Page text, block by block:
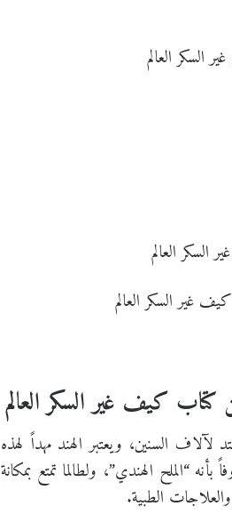
السكر العالم
العالم
غير السكر العالم
كتاب كيف غير السكر العالم
السنين، ويعتبر الهند مهداً لهذه
“الملح الهندي”، ولطالما تمتع بمكانة
الطبية.